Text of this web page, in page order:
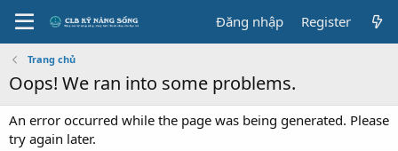
Đăng nhập Register
Trang chủ
Oops! We ran into some problems.
An error occurred while the page was being generated. Please
try again later.